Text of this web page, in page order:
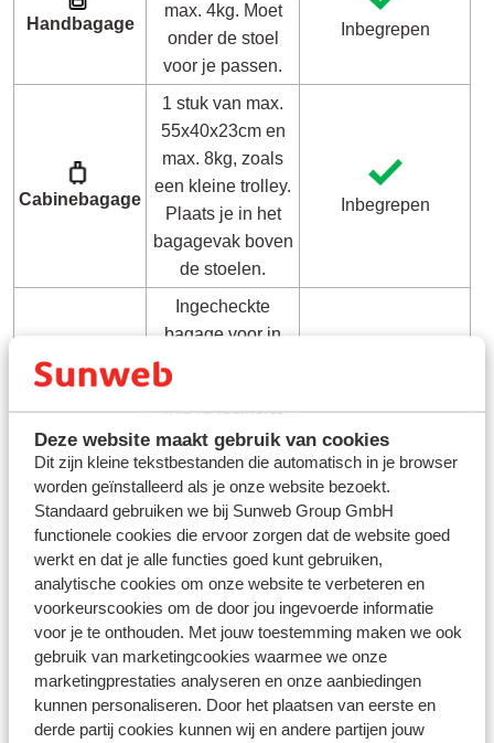
Deze website maakt gebruik van cookies
Dit zijn kleine tekstbestanden die automatisch in je browser
worden geïnstalleerd als je onze website bezoekt.
Standaard gebruiken we bij Sunweb Group GmbH
functionele cookies die ervoor zorgen dat de website goed
werkt en dat je alle functies goed kunt gebruiken,
analytische cookies om onze website te verbeteren en
voorkeurscookies om de door jou ingevoerde informatie
voor je te onthouden. Met jouw toestemming maken we ook
gebruik van marketingcookies waarmee we onze
marketingprestaties analyseren en onze aanbiedingen
kunnen personaliseren. Door het plaatsen van eerste en
derde partij cookies kunnen wij en andere partijen jouw
Hand bagage
max. 4kg. Moet
onder de stoel
voor je passen.
Inbegrepen
Cabinebagage
1 stuk van max.
55x40x23cm en
max. 8kg, zoals
een kleine trolley.
Plaats je in het
bagagevak boven
de stoelen.
Inbegrepen
Ingecheckte
bagage voor in
het bagageruim.
(l+b+h inclusief
wielen en
handvaten)
Belangrijke informatie
Als je ruimbagage te zwaar is, betaal je extra kosten op
de luchthaven
Bagageregels baby's en kinderen
Baby (tot en met 1 jaar)